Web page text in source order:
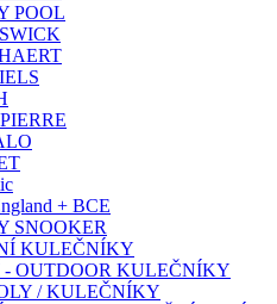
POOL
+ BCE
SNOOKER
KULEČNÍKY
OUTDOOR KULEČNÍKY
/ KULEČNÍKY